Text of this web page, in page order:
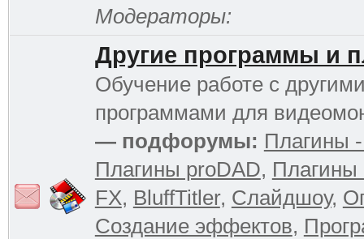
Модераторы:
Другие программы и
Обучение работе с
программами для
— подфорумы: Плагины
Плагины proDAD, Плагины
FX, BluffTitler, Слайдшоу,
Создание эффектов,